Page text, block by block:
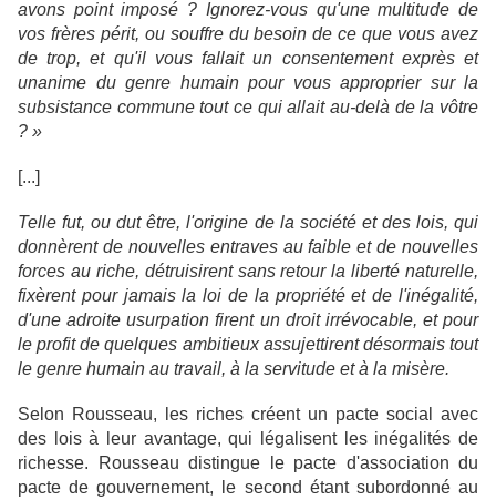
avons point imposé ? Ignorez-vous qu'une multitude de
vos frères périt, ou souffre du besoin de ce que vous avez
de trop, et qu'il vous fallait un consentement exprès et
unanime du genre humain pour vous approprier sur la
subsistance commune tout ce qui allait au-delà de la vôtre
? »
[...]
Telle fut, ou dut être, l'origine de la société et des lois, qui
donnèrent de nouvelles entraves au faible et de nouvelles
forces au riche, détruisirent sans retour la liberté naturelle,
fixèrent pour jamais la loi de la propriété et de l'inégalité,
d'une adroite usurpation firent un droit irrévocable, et pour
le profit de quelques ambitieux assujettirent désormais tout
le genre humain au travail, à la servitude et à la misère.
Selon Rousseau, les riches créent un pacte social avec
des lois à leur avantage, qui légalisent les inégalités de
richesse. Rousseau distingue le pacte d'association du
pacte de gouvernement, le second étant subordonné au